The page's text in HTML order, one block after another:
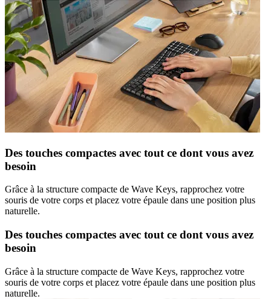
Des touches compactes avec tout ce dont vous avez
besoin
Grâce à la structure compacte de Wave Keys, rapprochez votre
souris de votre corps et placez votre épaule dans une position plus
naturelle.
Des touches compactes avec tout ce dont vous avez
besoin
Grâce à la structure compacte de Wave Keys, rapprochez votre
souris de votre corps et placez votre épaule dans une position plus
naturelle.